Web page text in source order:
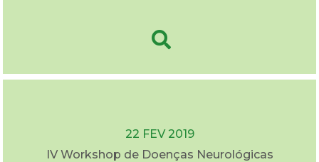
22 FEV 2019
IV Workshop de Doenças Neurológicas